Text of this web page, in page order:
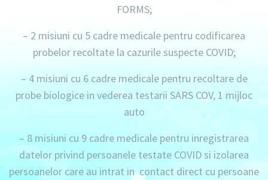
FORMS;
– 2 misiuni cu 5 cadre medicale pentru codificarea
probelor recoltate la cazurile suspecte COVID;
– 4 misiuni cu 6 cadre medicalepentru recoltare de
probe biologice in vederea testarii SARS COV, 1 mijloc
auto
– 8 misiuni cu 9 cadre medicale pentru inregistrarea
datelor privind persoanele testate COVID si izolarea
persoanelor care au intrat in contact direct cu persoane